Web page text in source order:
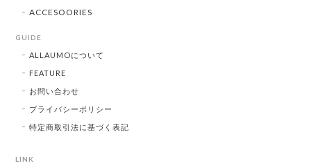
ACCESOORIES
GUIDE
ALLAUMOについて
FEATURE
お問い合わせ
プライバシーポリシー
特定商取引法に基づく表記
LINK